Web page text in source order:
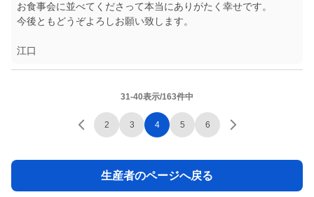
お食事会に並べてくださって本当にありがたく幸せです。
今後ともどうぞよろしお願い致します。
江口
31-40表示/163件中
2 3 4 5 6
生産者のページへ戻る